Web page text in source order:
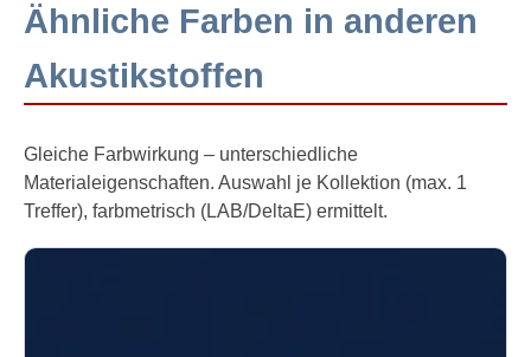
Ähnliche Farben in anderen
Akustikstoffen
Gleiche Farbwirkung – unterschiedliche
Materialeigenschaften. Auswahl je Kollektion (max. 1
Treffer), farbmetrisch (LAB/DeltaE) ermittelt.